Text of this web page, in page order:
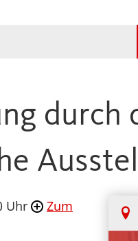
durch
Uhr
Zum